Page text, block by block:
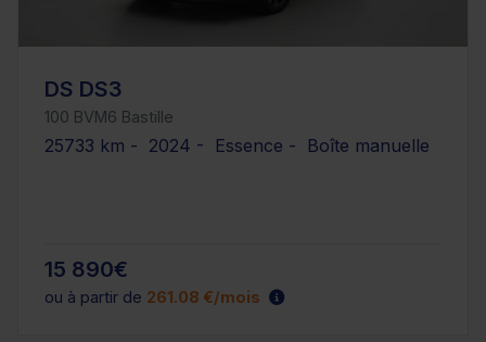
DS DS3
100 BVM6 Bastille
25733 km - 2024 - Essence - Boîte manuelle
15 890€
ou à partir de 261.08 €/mois